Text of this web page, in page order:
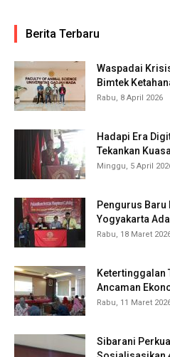
Berita Terbaru
Waspadai
Bimtek
Rabu, 8 April 2026
Hadapi Era
Tekankan
Minggu, 5 April
Pengurus Baru
Yogyakarta
Rabu, 18 Maret
Ketertinggalan
Ancaman
Rabu, 11 Maret
Sibarani